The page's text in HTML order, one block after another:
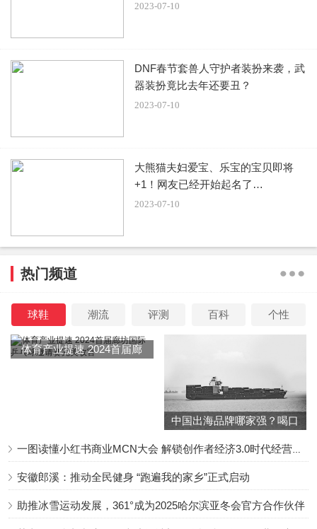
古神话的历史感与经典的时尚设计碰撞交织，典雅高
左滑查看更多秀场图片
同时，品牌从古建筑、古雕像中撷取配色巧思和装饰
灵感，用白色、米色、银色的色调演绎古意雅韵，还
等诠释礼服优雅奢华之美。
左滑查看更多秀场图片
2023-07-10
DNF春节套兽人守护者装扮来袭，武
器装扮竟比去年还要丑？
2023-07-10
大熊猫夫妇爱宝、乐宝的宝贝即将
+1！网友已经开始起名了…
2023-07-10
热门频道
球鞋 潮流 评测 百科 个性
体育产业提速 2024首届廊
中国出海品牌哪家强？喝口
安徽郎溪：推动全民健身 “跑遍我的家乡”正式启动
助推冰雪运动发展，361°成为2025哈尔滨亚冬会官方合作伙伴